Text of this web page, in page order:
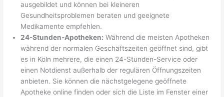
ausgebildet und können bei kleineren
Gesundheitsproblemen beraten und geeignete
Medikamente empfehlen.
24-Stunden-Apotheken: Während die meisten Apotheken
während der normalen Geschäftszeiten geöffnet sind, gibt
es in Köln mehrere, die einen 24-Stunden-Service oder
einen Notdienst außerhalb der regulären Öffnungszeiten
anbieten. Sie können die nächstgelegene geöffnete
Apotheke online finden oder sich die Liste im Fenster einer